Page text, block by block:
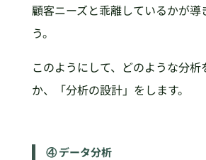
顧客ニーズと乖離しているかが導
う。
このようにして、どのような分析
か、「分析の設計」をします。
④ データ分析